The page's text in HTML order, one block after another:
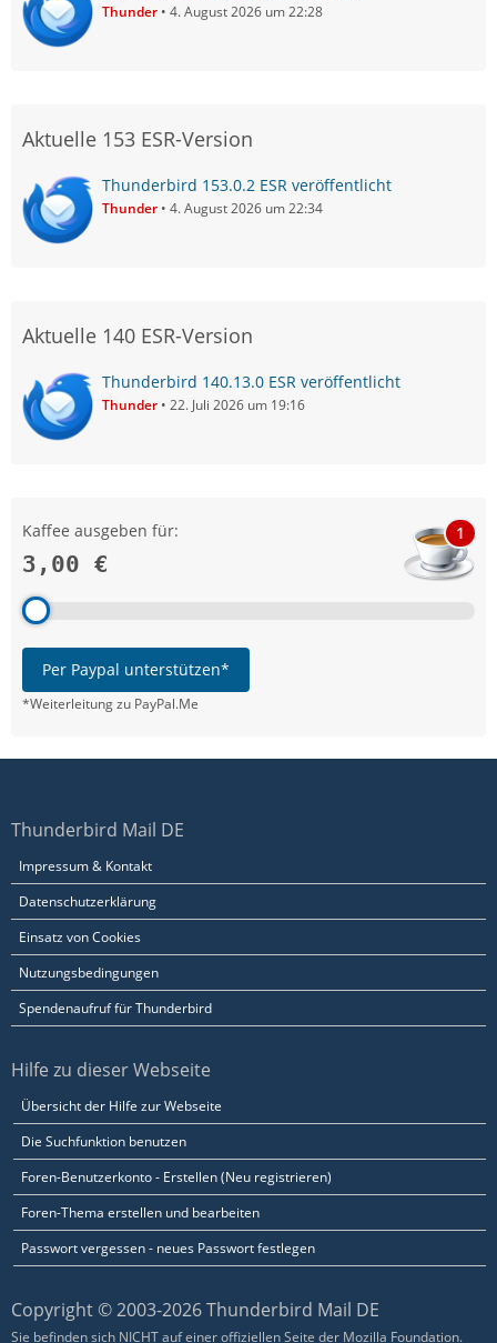
Thunder 4. August 2026 um 22:28
Aktuelle 153 ESR-Version
Thunderbird 153.0.2 ESR veröffentlicht
Thunder 4. August 2026 um 22:34
Aktuelle 140 ESR-Version
Thunderbird 140.13.0 ESR veröffentlicht
Thunder 22. Juli 2026 um 19:16
Kaffee ausgeben für:
3,00 €
1
Per Paypal unterstützen*
*Weiterleitung zu PayPal.Me
Thunderbird Mail DE
Impressum & Kontakt
Datenschutzerklärung
Einsatz von Cookies
Nutzungsbedingungen
Spendenaufruf für Thunderbird
Hilfe zu dieser Webseite
Übersicht der Hilfe zur Webseite
Die Suchfunktion benutzen
Foren-Benutzerkonto - Erstellen (Neu registrieren)
Foren-Thema erstellen und bearbeiten
Passwort vergessen - neues Passwort festlegen
Copyright © 2003-2026 Thunderbird Mail DE
Sie befinden sich NICHT auf einer offiziellen Seite der Mozilla Foundation.